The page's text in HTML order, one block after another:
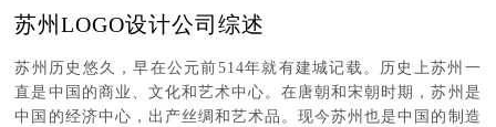
苏州LOGO设计公司综述
苏州历史悠久，早在公元前514年就有建城记载。历史上苏州一
直是中国的商业、文化和艺术中心。在唐朝和宋朝时期，苏州是
中国的经济中心，出产丝绸和艺术品。现今苏州也是中国的制造